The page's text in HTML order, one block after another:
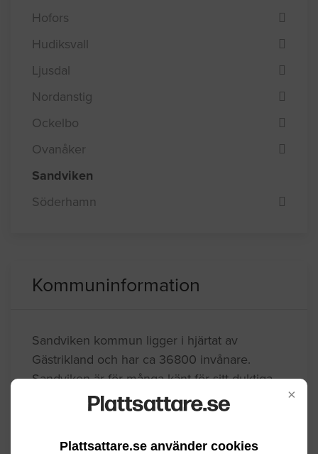
×
Plattsattare.se använder cookies
Hofors
Hudiksvall
Ljusdal
Nordanstig
Ockelbo
Ovanåker
Sandviken
Söderhamn
Kommuninformation
Sandviken kommun ligger i hjärtat av
Gästrikland och har ca 36800 invånare.
Sandviken är för många känt för sitt duktiga
bandylag och har genom det en av Sveriges